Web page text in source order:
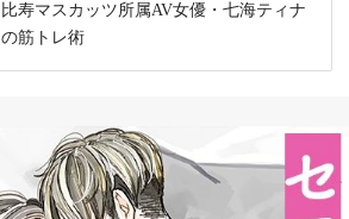
比寿マスカッツ所属AV女優・七海ティナ
の筋トレ術